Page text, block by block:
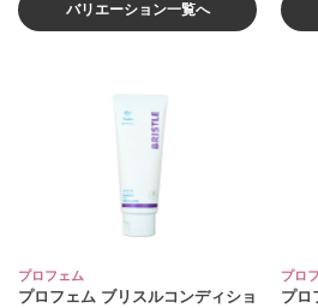
バリエーション一覧へ
プロフェム
プロフェム ブリスルコンディショ
プロ
プロ